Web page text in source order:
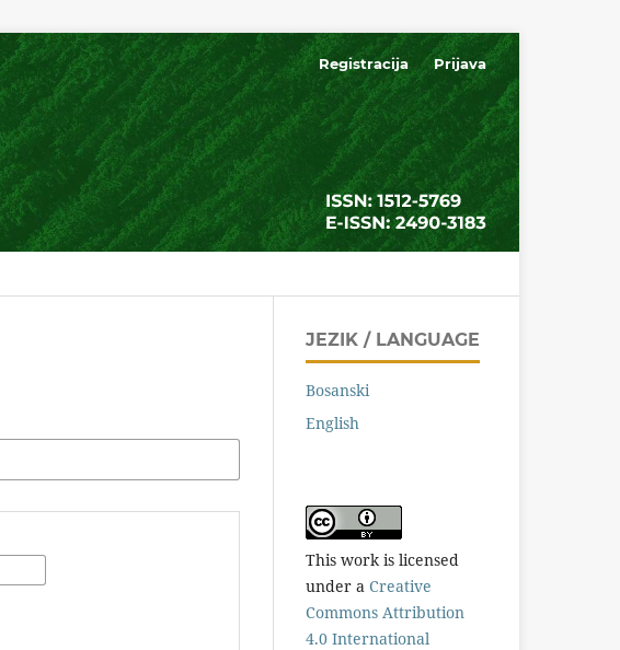
Registracija Prijava
JEZIK / LANGUAGE
Bosanski
English
This work is licensed
under a Creative
Commons Attribution
4.0 International